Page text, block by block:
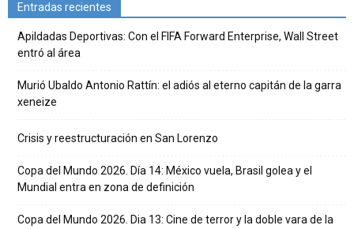
Entradas recientes
Apildadas Deportivas: Con el FIFA Forward Enterprise, Wall Street
entró al área
Murió Ubaldo Antonio Rattín: el adiós al eterno capitán de la garra
xeneize
Crisis y reestructuración en San Lorenzo
Copa del Mundo 2026. Día 14: México vuela, Brasil golea y el
Mundial entra en zona de definición
Copa del Mundo 2026. Dia 13: Cine de terror y la doble vara de la